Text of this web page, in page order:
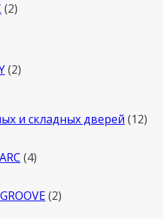
2товара
2товара
и складных дверей 1212
44
22